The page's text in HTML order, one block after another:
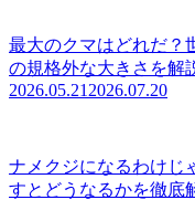
最大のクマはどれだ？
の規格外な大きさを解
2026.05.21 2026.07.20
ナメクジになるわけじ
すとどうなるかを徹底